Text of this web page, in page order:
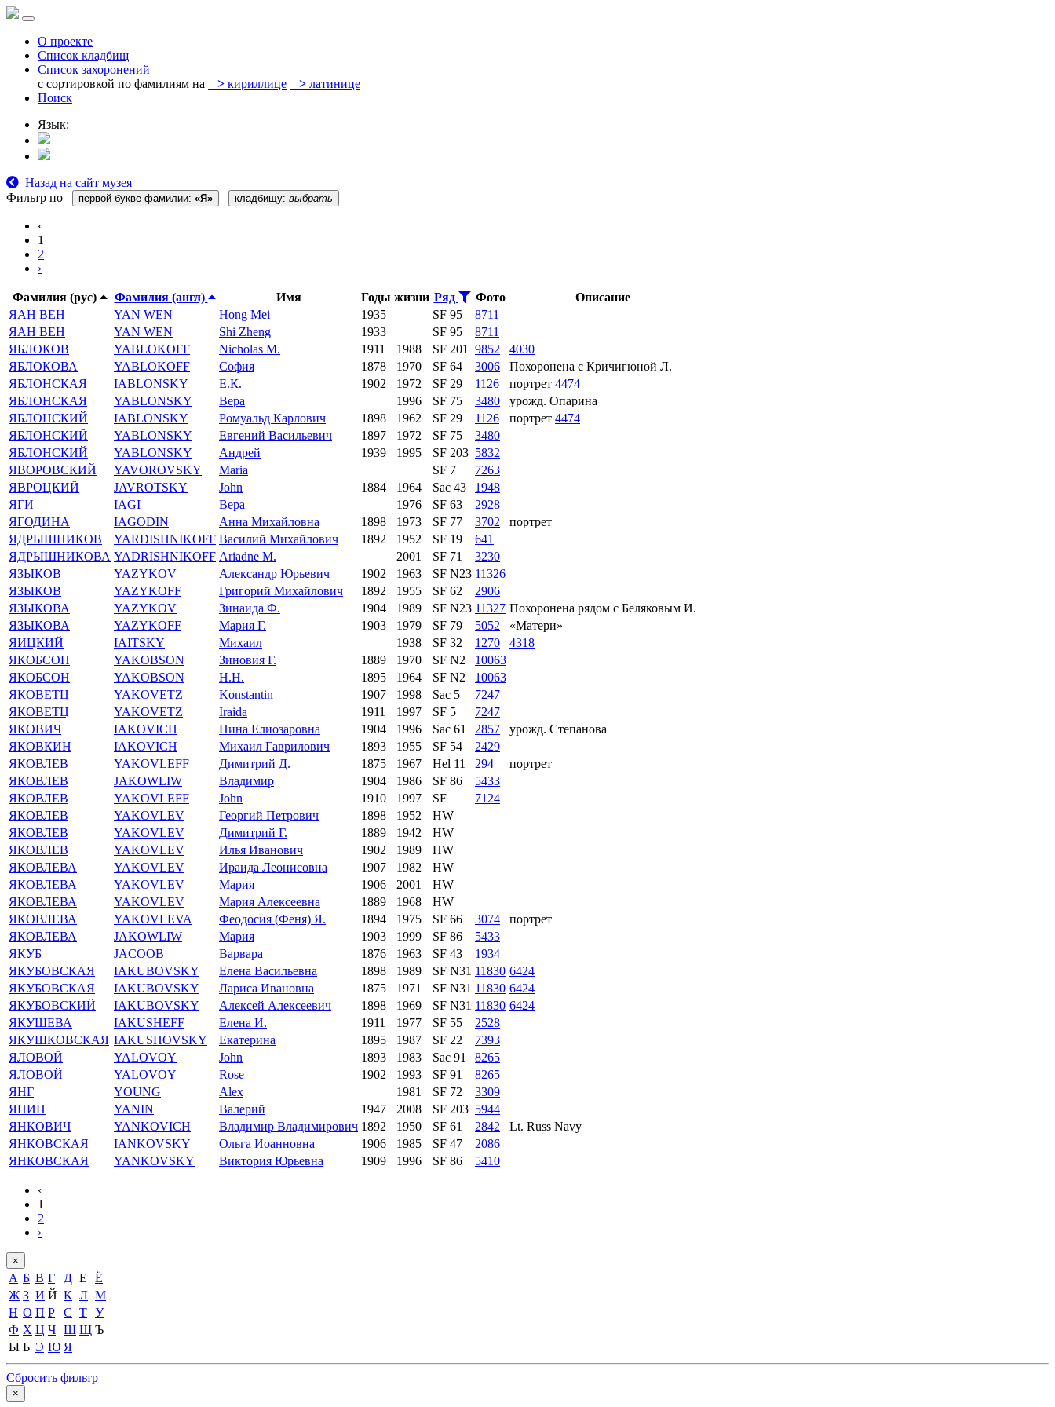
О проекте
Список кладбищ
Список захоронений
с сортировкой по фамилиям на
> кириллице > латинице
Поиск
Язык:
Назад на сайт музея
Фильтр по
первой букве фамилии: «Я» кладбищу: выбрать
‹
1
2
›
Фамилия (рус) Фамилия (англ) Имя Годы жизни Ряд Фото
Описание
ЯАН ВЕН
YAN WEN Hong Mei 1935 SF 95
8711
ЯАН ВЕН
YAN WEN Shi Zheng 1933 SF 95
8711
ЯБЛОКОВ
YABLOKOFF Nicholas M. 1911 1988 SF 201 9852
4030
ЯБЛОКОВА
YABLOKOFF София 1878 1970 SF 64 3006
Похоронена с Кричигюной Л.
ЯБЛОНСКАЯ
IABLONSKY Е.К. 1902 1972 SF 29 1126 портрет 4474
ЯБЛОНСКАЯ
YABLONSKY Вера 1996 SF 75 3480
урожд. Опарина
ЯБЛОНСКИЙ
IABLONSKY Ромуальд Карлович 1898 1962 SF 29 1126 портрет 4474
ЯБЛОНСКИЙ
YABLONSKY Евгений Васильевич 1897 1972 SF 75
3480
ЯБЛОНСКИЙ
YABLONSKY Андрей 1939 1995 SF 203 5832
ЯВОРОВСКИЙ
YAVOROVSKY Maria SF 7
7263
ЯВРОЦКИЙ
JAVROTSKY John 1884 1964 Sac 43
1948
ЯГИ
IAGI Вера 1976 SF 63
2928
ЯГОДИНА
IAGODIN Анна Михайловна 1898 1973 SF 77 3702
портрет
ЯДРЫШНИКОВ
YARDISHNIKOFF Василий Михайлович 1892 1952 SF 19
641
ЯДРЫШНИКОВА YADRISHNIKOFF Ariadne M. 2001 SF 71
3230
ЯЗЫКОВ
YAZYKOV Александр Юрьевич 1902 1963 SF N23 11326
ЯЗЫКОВ
YAZYKOFF Григорий Михайлович 1892 1955 SF 62
2906
ЯЗЫКОВА
YAZYKOV Зинаида Ф. 1904 1989 SF N23 11327 Похоронена рядом с Беляковым И.
ЯЗЫКОВА
YAZYKOFF Мария Г. 1903 1979 SF 79 5052
«Матери»
ЯИЦКИЙ
IAITSKY Михаил 1938 SF 32 1270
4318
ЯКОБСОН
YAKOBSON Зиновия Г. 1889 1970 SF N2
10063
ЯКОБСОН
YAKOBSON Н.Н. 1895 1964 SF N2
10063
ЯКОВЕТЦ
YAKOVETZ Konstantin 1907 1998 Sac 5
7247
ЯКОВЕТЦ
YAKOVETZ Iraida 1911 1997 SF 5
7247
ЯКОВИЧ
IAKOVICH Нина Елиозаровна 1904 1996 Sac 61 2857
урожд. Степанова
ЯКОВКИН
IAKOVICH Михаил Гаврилович 1893 1955 SF 54
2429
ЯКОВЛЕВ
YAKOVLEFF Димитрий Д. 1875 1967 Hel 11 294
портрет
ЯКОВЛЕВ
JAKOWLIW Владимир 1904 1986 SF 86
5433
ЯКОВЛЕВ
YAKOVLEFF John 1910 1997 SF
7124
ЯКОВЛЕВ
YAKOVLEV Георгий Петрович 1898 1952
HW
ЯКОВЛЕВ
YAKOVLEV Димитрий Г. 1889 1942
HW
ЯКОВЛЕВ
YAKOVLEV Илья Иванович 1902 1989
HW
ЯКОВЛЕВА
YAKOVLEV Ираида Леонисовна 1907 1982
HW
ЯКОВЛЕВА
YAKOVLEV Мария 1906 2001
HW
ЯКОВЛЕВА
YAKOVLEV Мария Алексеевна 1889 1968
HW
ЯКОВЛЕВА
YAKOVLEVA Феодосия (Феня) Я. 1894 1975 SF 66 3074
портрет
ЯКОВЛЕВА
JAKOWLIW Мария 1903 1999 SF 86
5433
ЯКУБ
JACOOB Варвара 1876 1963 SF 43
1934
ЯКУБОВСКАЯ
IAKUBOVSKY Елена Васильевна 1898 1989 SF N31 11830 6424
ЯКУБОВСКАЯ
IAKUBOVSKY Лариса Ивановна 1875 1971 SF N31 11830 6424
ЯКУБОВСКИЙ
IAKUBOVSKY Алексей Алексеевич 1898 1969 SF N31 11830 6424
ЯКУШЕВА
IAKUSHEFF Елена И. 1911 1977 SF 55
2528
ЯКУШКОВСКАЯ IAKUSHOVSKY Екатерина 1895 1987 SF 22
7393
ЯЛОВОЙ
YALOVOY John 1893 1983 Sac 91
8265
ЯЛОВОЙ
YALOVOY Rose 1902 1993 SF 91
8265
ЯНГ
YOUNG Alex 1981 SF 72
3309
ЯНИН
YANIN Валерий 1947 2008 SF 203 5944
ЯНКОВИЧ
YANKOVICH Владимир Владимирович 1892 1950 SF 61 2842
Lt. Russ Navy
ЯНКОВСКАЯ
IANKOVSKY Ольга Иоанновна 1906 1985 SF 47
2086
ЯНКОВСКАЯ
YANKOVSKY Виктория Юрьевна 1909 1996 SF 86 5410
‹
1
2
›
×
А Б В Г Д Е
Ё
Ж З И Й К Л М
Н О П Р С Т У
Ф Х Ц Ч Ш Щ Ъ
Ы Ь Э Ю Я
Сбросить фильтр
×